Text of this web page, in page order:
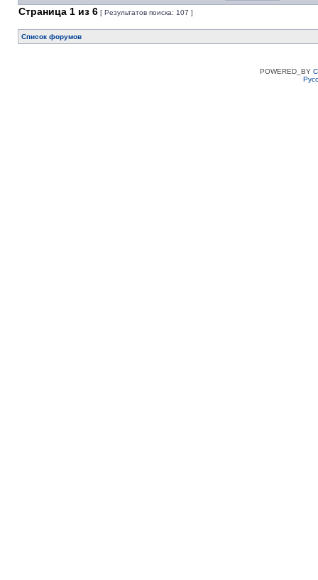
Страница 1 из 6 [ Результатов поиска: 107 ]
Список форумов
POWERED_BY